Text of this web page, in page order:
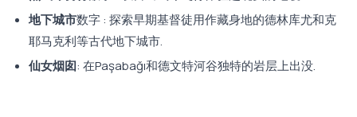
地下城市数字 : 探索早期基督徒用作藏身地的德林库尤和克
耶马克利等古代地下城市.
仙女烟囱: 在Paşabağı和德文特河谷独特的岩层上出没.